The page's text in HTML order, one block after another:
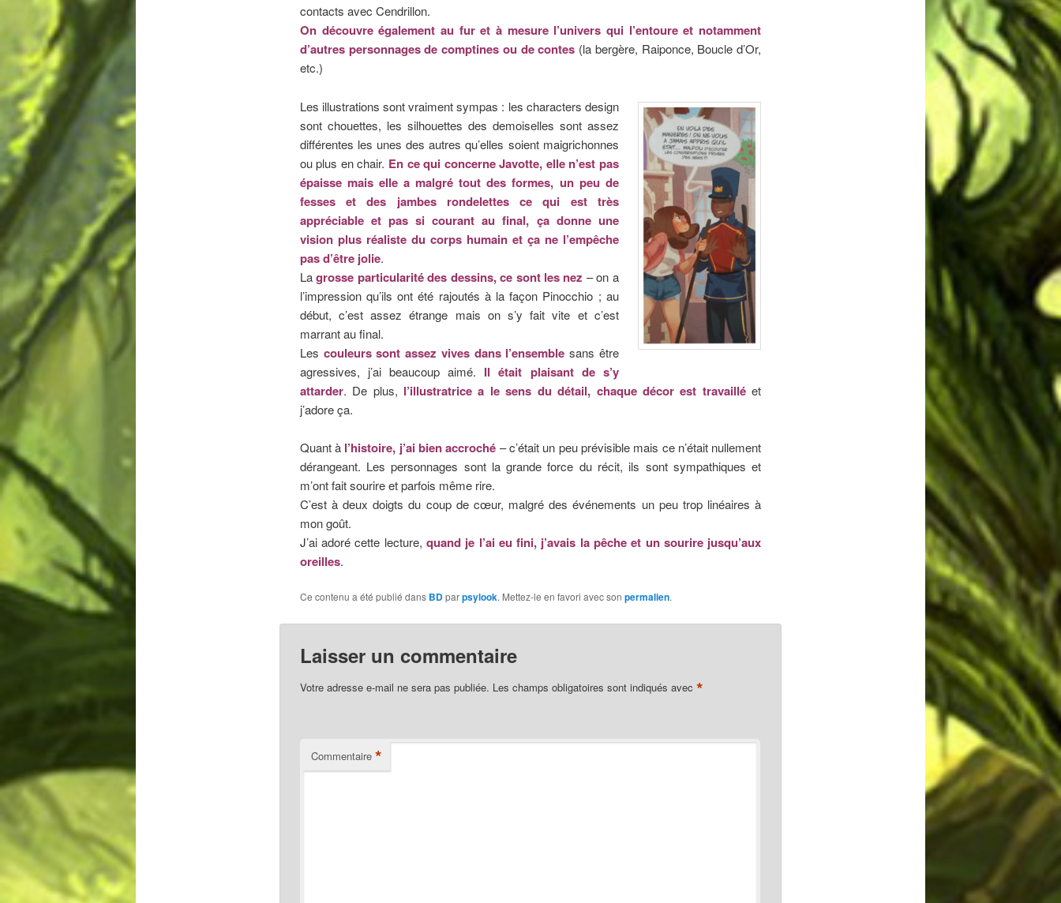
contacts avec Cendrillon.
On découvre également au fur et à mesure l’univers qui l’entoure et notamment
d’autres personnages de comptines ou de contes (la bergère, Raiponce, Boucle d’Or,
etc.)
Les illustrations sont vraiment sympas : les characters design
sont chouettes, les silhouettes des demoiselles sont assez
différentes les unes des autres qu’elles soient maigrichonnes
ou plus en chair. En ce qui concerne Javotte, elle n’est pas
épaisse mais elle a malgré tout des formes, un peu de
fesses et des jambes rondelettes ce qui est très
appréciable et pas si courant au final, ça donne une
vision plus réaliste du corps humain et ça ne l’empêche
pas d’être jolie.
Lagrosse particularité des dessins, ce sont les nez – on a
l’impression qu’ils ont été rajoutés à la façon Pinocchio ; au
début, c’est assez étrange mais on s’y fait vite et c’est
marrant au final.
Les couleurs sont assez vives dans l’ensemble sans être
agressives, j’ai beaucoup aimé. Il était plaisant de s’y
attarder. De plus, l’illustratrice a le sens du détail, chaque décor est travailléet
j’adore ça.
Quant à l’histoire, j’ai bien accroché – c’était un peu prévisible mais ce n’était nullement
dérangeant. Les personnages sont la grande force du récit, ils sont sympathiques et
m’ont fait sourire et parfois même rire.
C’est à deux doigts du coup de cœur, malgré des événements un peu trop linéaires à
mon goût.
J’ai adoré cette lecture, quand je l’ai eu fini, j’avais la pêche et un sourire jusqu’aux
oreilles.
Ce contenu a été publié dans BDparpsylook. Mettez-le en favori avec son permalien.
Laisser un commentaire
Votre adresse e-mail ne sera pas publiée. Les champs obligatoires sont indiqués avec *
Commentaire *